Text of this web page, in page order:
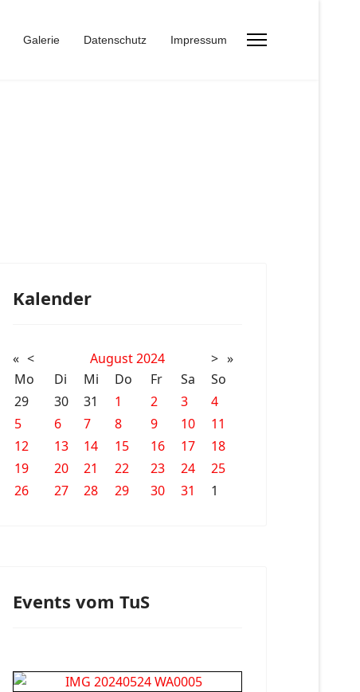
Galerie Datenschutz Impressum
Kalender
« < August 2024 > »
Mo
Di Mi Do Fr Sa
So
29
30 31 1 2 3
4
5
6 7 8 9 10
11
12
13 14 15 16 17
18
19
20 21 22 23 24
25
26
27 28 29 30 31 1
Events vom TuS